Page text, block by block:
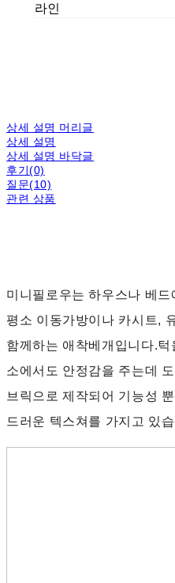
라인
상세 설명 머리글
상세 설명
상세 설명 바닥글
후기(0)
질문(10)
관련 상품
미니필로우는 하우스나 베
평소 이동가방이나 카시트,
함께하는 애착베개입니다.
소에서도 안정감을 주는데
브릭으로 제작되어 기능성
드러운 텍스쳐를 가지고 있